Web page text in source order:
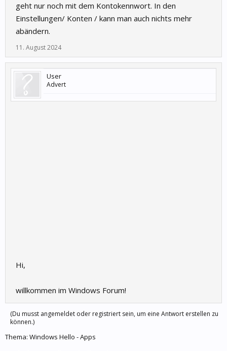
geht nur noch mit dem Kontokennwort. In den
Einstellungen/ Konten / kann man auch nichts mehr
abändern.
11. August 2024
User
Advert
Hi,
willkommen im Windows Forum!
(Du musst angemeldet oder registriert sein, um eine Antwort erstellen zu
können.)
Thema: Windows Hello - Apps